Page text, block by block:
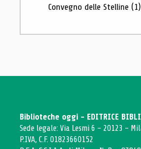
Convegno delle Stelline (1)
Biblioteche oggi - EDITRICE
Sede legale: Via Lesmi 6 - 20123 -
P.IVA, C.F. 01823660152